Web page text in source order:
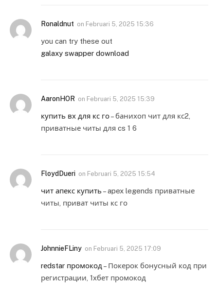
Ronaldnut on Februari 5, 2025 15:36
you can try these out
galaxy swapper download
AaronHOR on Februari 5, 2025 15:39
купить вх для кс го– банихоп чит для кс2,
приватные читы для cs 1 6
FloydDueri on Februari 5, 2025 15:54
чит апекс купить – apex legends приватные
читы, приват читы кс го
JohnnieFLiny on Februari 5, 2025 17:09
rеdstar промокод – Покерок бонусный код при
регистрации, 1хбет промокод